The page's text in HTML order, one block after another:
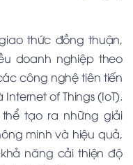
thức đồng thuận,
doanh nghiệp theo
công nghệ tiên tiến
of Things (IoT).
tạo ra những giải
minh và hiệu quả,
năng cải thiện độ